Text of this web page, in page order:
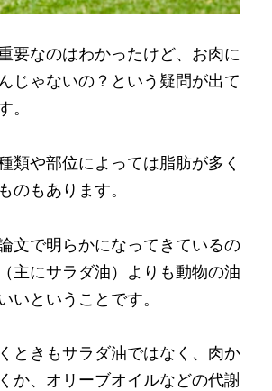
要なのはわかったけど、お肉に
じゃないの？という疑問が出て
。
類や部位によっては脂肪が多く
のもあります。
文で明らかになってきているの
主にサラダ油）よりも動物の油
いということです。
ときもサラダ油ではなく、肉か
か、オリーブオイルなどの代謝